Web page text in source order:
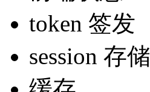
token 签发
session 存储